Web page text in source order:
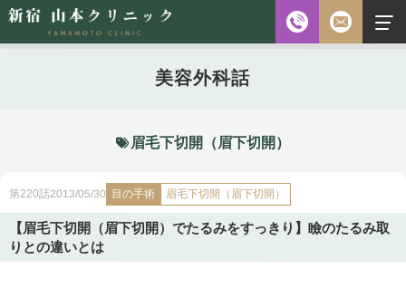
お電話
休診日 水・日・祝日
ご予約前に必ず下記のページをご確認ください。
ご予約について
美容外科話
眉毛下切開（眉下切開）
第220話2013/05/30 目の手術 眉毛下切開（眉下切開）
【眉毛下切開（眉下切開）でたるみをすっきり】瞼のたるみ取
りとの違いとは